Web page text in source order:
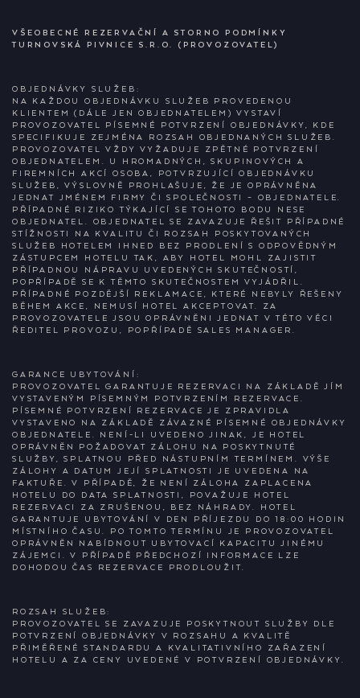
VŠEOBECNÉ REZERVAČNÍ A STORNO PODMÍNKY
TURNOVSKÁ PIVNICE S.R.O. (PROVOZOVATEL)
OBJEDNÁVKY SLUŽEB:
NA KAŽDOU OBJEDNÁVKU SLUŽEB PROVEDENOU
KLIENTEM (DÁLE JEN OBJEDNATELEM) VYSTAVÍ
PROVOZOVATEL PÍSEMNÉ POTVRZENÍ OBJEDNÁVKY, KDE
SPECIFIKUJE ZEJMÉNA ROZSAH OBJEDNANÝCH SLUŽEB.
PROVOZOVATEL VŽDY VYŽADUJE ZPĚTNÉ POTVRZENÍ
OBJEDNATELEM. U HROMADNÝCH, SKUPINOVÝCH A
FIREMNÍCH AKCÍ OSOBA, POTVRZUJÍCÍ OBJEDNÁVKU
SLUŽEB, VÝSLOVNĚ PROHLAŠUJE, ŽE JE OPRÁVNĚNA
JEDNAT JMÉNEM FIRMY ČI SPOLEČNOSTI – OBJEDNATELE.
PŘÍPADNÉ RIZIKO TÝKAJÍCÍ SE TOHOTO BODU NESE
OBJEDNATEL. OBJEDNATEL SE ZAVAZUJE ŘEŠIT PŘÍPADNÉ
STÍŽNOSTI NA KVALITU ČI ROZSAH POSKYTOVANÝCH
SLUŽEB HOTELEM IHNED BEZ PRODLENÍ S ODPOVĚDNÝM
ZÁSTUPCEM HOTELU TAK, ABY HOTEL MOHL ZAJISTIT
PŘÍPADNOU NÁPRAVU UVEDENÝCH SKUTEČNOSTÍ,
POPŘÍPADĚ SE K TĚMTO SKUTEČNOSTEM VYJÁDŘIL.
PŘÍPADNÉ POZDĚJŠÍ REKLAMACE, KTERÉ NEBYLY ŘEŠENY
BĚHEM AKCE, NEMUSÍ HOTEL AKCEPTOVAT. ZA
PROVOZOVATELE JSOU OPRÁVNĚNI JEDNAT V TÉTO VĚCI
ŘEDITEL PROVOZU, POPŘÍPADĚ SALES MANAGER.
GARANCE UBYTOVÁNÍ:
PROVOZOVATEL GARANTUJE REZERVACI NA ZÁKLADĚ JÍM
VYSTAVENÝM PÍSEMNÝM POTVRZENÍM REZERVACE.
PÍSEMNÉ POTVRZENÍ REZERVACE JE ZPRAVIDLA
VYSTAVENO NA ZÁKLADĚ ZÁVAZNÉ PÍSEMNÉ OBJEDNÁVKY
OBJEDNATELE. NENÍ-LI UVEDENO JINAK, JE HOTEL
OPRÁVNĚN POŽADOVAT ZÁLOHU NA POSKYTNUTÉ
SLUŽBY, SPLATNOU PŘED NÁSTUPNÍM TERMÍNEM. VÝŠE
ZÁLOHY A DATUM JEJÍ SPLATNOSTI JE UVEDENA NA
FAKTUŘE. V PŘÍPADĚ, ŽE NENÍ ZÁLOHA ZAPLACENA
HOTELU DO DATA SPLATNOSTI, POVAŽUJE HOTEL
REZERVACI ZA ZRUŠENOU, BEZ NÁHRADY. HOTEL
GARANTUJE UBYTOVÁNÍ V DEN PŘÍJEZDU DO 18:00 HODIN
MÍSTNÍHO ČASU. PO TOMTO TERMÍNU JE PROVOZOVATEL
OPRÁVNĚN NABÍDNOUT UBYTOVACÍ KAPACITU JINÉMU
ZÁJEMCI. V PŘÍPADĚ PŘEDCHOZÍ INFORMACE LZE
DOHODOU ČAS REZERVACE PRODLOUŽIT.
ROZSAH SLUŽEB:
PROVOZOVATEL SE ZAVAZUJE POSKYTNOUT SLUŽBY DLE
POTVRZENÍ OBJEDNÁVKY V ROZSAHU A KVALITĚ
PŘIMĚŘENÉ STANDARDU A KVALITATIVNÍHO ZAŘAZENÍ
HOTELU A ZA CENY UVEDENÉ V POTVRZENÍ OBJEDNÁVKY.